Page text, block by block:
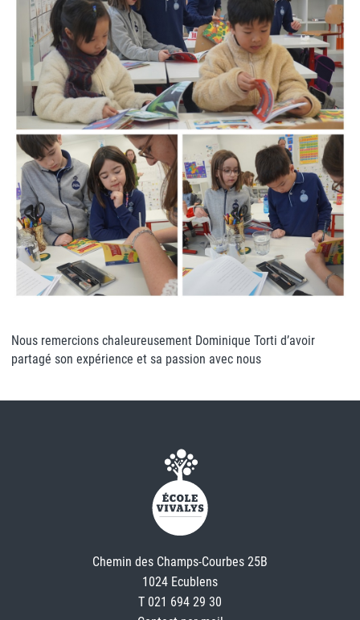
Nous remercions chaleureusement Dominique Torti d’avoir
partagé son expérience et sa passion avec nous
Chemin des Champs-Courbes 25B
1024 Ecublens
T 021 694 29 30